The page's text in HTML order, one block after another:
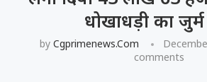
धोखाधड़ी का जुर्म
by Cgprimenews.com
comments